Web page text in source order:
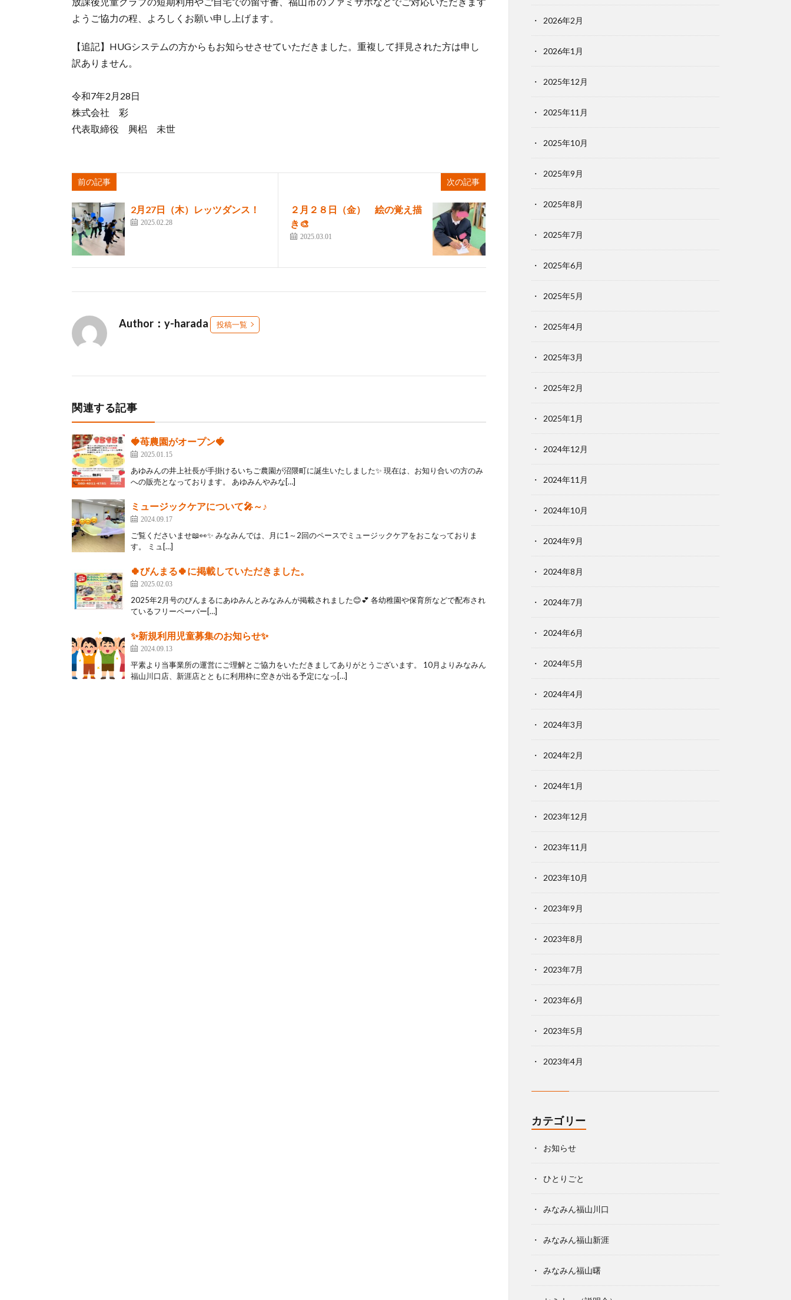
ようご協力の程、よろしくお願い申し上げます。
【追記】HUGシステムの方からもお知らせさせていただきました。重複して拝見された方は申し
訳ありません。
令和7年2月28日
株式会社 彩
代表取締役 興梠 未世
前の記事
2月27日（木）レッツダンス！
2025.02.28
次の記事
２月２８日（金） 絵の覚え描
き🎨
2025.03.01
Author：y-harada 投稿一覧
関連する記事
🍓苺農園がオープン🍓
2025.01.15
あゆみんの井上社長が手掛けるいちご農園が沼隈町に誕生いたしました✨ 現在は、お知り合いの方のみ
への販売となっております。 あゆみんやみな[…]
ミュージックケアについて🎤～♪
2024.09.17
ご覧くださいませ📖👀✨ みなみんでは、月に1～2回のペースでミュージックケアをおこなっておりま
す。 ミュ[…]
🍀びんまる🍀に掲載していただきました。
2025.02.03
2025年2月号のびんまるにあゆみんとみなみんが掲載されました😊💕 各幼稚園や保育所などで配布され
ているフリーペーパー[…]
✨新規利用児童募集のお知らせ✨
2024.09.13
平素より当事業所の運営にご理解とご協力をいただきましてありがとうございます。 10月よりみなみん
福山川口店、新涯店とともに利用枠に空きが出る予定になっ[…]
2026年2月
2026年1月
2025年12月
2025年11月
2025年10月
2025年9月
2025年8月
2025年7月
2025年6月
2025年5月
2025年4月
2025年3月
2025年2月
2025年1月
2024年12月
2024年11月
2024年10月
2024年9月
2024年8月
2024年7月
2024年6月
2024年5月
2024年4月
2024年3月
2024年2月
2024年1月
2023年12月
2023年11月
2023年10月
2023年9月
2023年8月
2023年7月
2023年6月
2023年5月
2023年4月
カテゴリー
お知らせ
ひとりごと
みなみん福山川口
みなみん福山新涯
みなみん福山曙